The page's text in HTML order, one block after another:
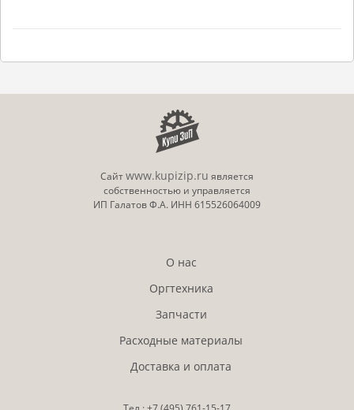
Сайтwww.kupizip.ru является
собственностью и управляется
ИП Галатов Ф.А. ИНН 615526064009
О нас
Оргтехника
Запчасти
Расходные материалы
Доставка и оплата